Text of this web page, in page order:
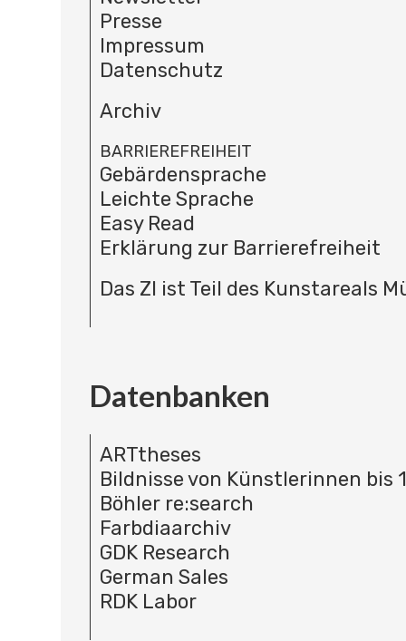
Presse
Impressum
Datenschutz
Archiv
BARRIEREFREIHEIT
Gebärdensprache
Leichte Sprache
Easy Read
Erklärung zur Barrierefreiheit
Das ZI ist Teil des Kunstareals
Datenbanken
ARTtheses
Bildnisse von Künstlerinnen bis
Böhler re:search
Farbdiaarchiv
GDK Research
German Sales
RDK Labor